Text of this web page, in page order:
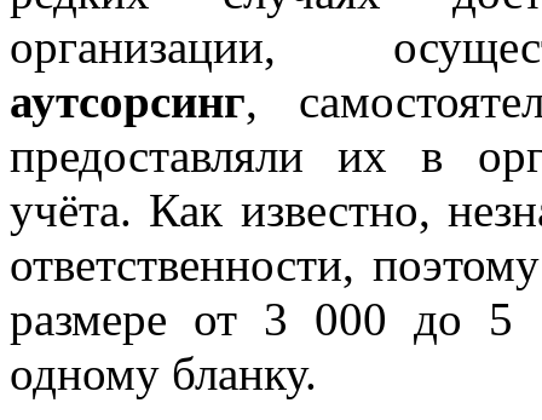
организации,
аутсорсинг,
предоставляли их в
учёта. Как известно,
ответственности,
размере от 3 000 до 5
одному бланку.